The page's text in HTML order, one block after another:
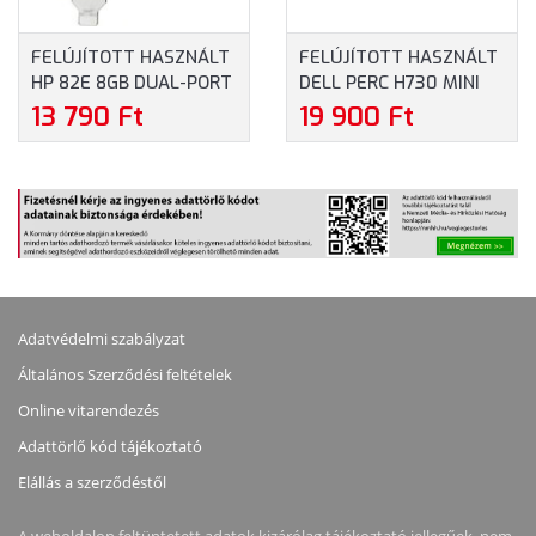
FELÚJÍTOTT HASZNÁLT
HP 82E 8GB DUAL-PORT
PCI-E FC HOST BUS
ADAPTER - FULL
REF)
13 790 Ft
FELÚJÍTOTT HASZNÁLT
DELL PERC H730 MINI
MONO 1GB RAID
CONTROLLER 12GB SAS
19 900 Ft
Adatvédelmi szabályzat
Általános Szerződési feltételek
Online vitarendezés
Adattörlő kód tájékoztató
Elállás a szerződéstől